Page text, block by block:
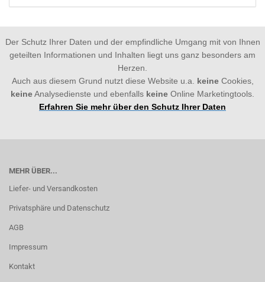
Der Schutz Ihrer Daten und der empfindliche Umgang mit von Ihnen
geteilten Informationen und Inhalten liegt uns ganz besonders am
Herzen.
Auch aus diesem Grund nutzt diese Website u.a. keineCookies,
keineAnalysedienste und ebenfalls keine Online Marketingtools.
Erfahren Sie mehr über den Schutz Ihrer Daten
MEHR ÜBER...
Liefer- und Versandkosten
Privatsphäre und Datenschutz
AGB
Impressum
Kontakt